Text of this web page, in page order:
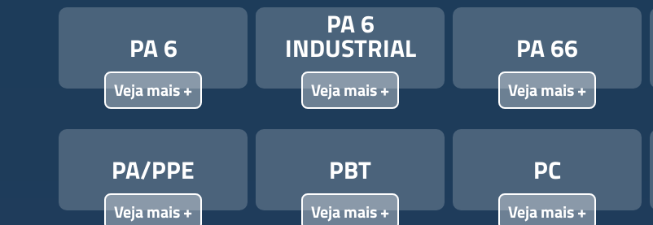
PA 6
Veja mais +
PA 6
INDUSTRIAL
Veja mais +
PA 66
Veja mais +
PA/PPE
Veja mais +
PBT
Veja mais +
PC
Veja mais +